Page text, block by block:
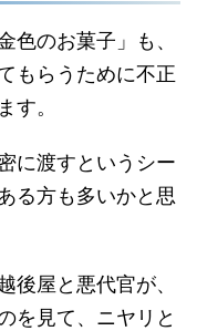
色のお菓子」も、
もらうために不正
す。
に渡すというシー
る方も多いかと思
後屋と悪代官が、
を見て、ニヤリと